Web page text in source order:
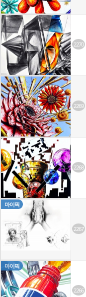
2270
2269
2268
마이픽
2267
마이픽
2266